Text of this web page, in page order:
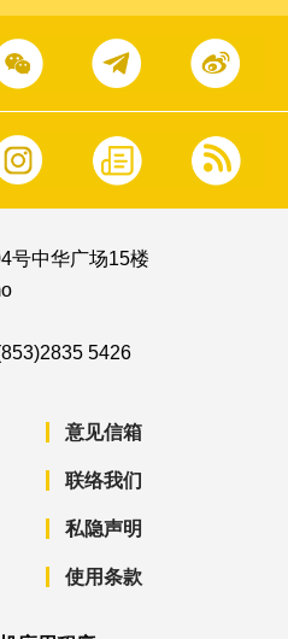
号中华广场15楼
5426
意见信箱
联络我们
私隐声明
使用条款